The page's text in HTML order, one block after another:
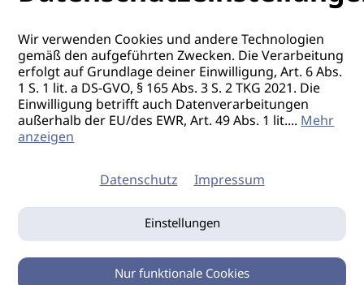
Wir verwenden Cookies und andere Technologien
gemäß den aufgeführten Zwecken. Die Verarbeitung
erfolgt auf Grundlage deiner Einwilligung, Art. 6 Abs.
1 S. 1 lit. a DS-GVO, § 165 Abs. 3 S. 2 TKG 2021. Die
Einwilligung betrifft auch Datenverarbeitungen
außerhalb der EU/des EWR, Art. 49 Abs. 1 lit....Mehr
anzeigen
Datenschutz Impressum
Einstellungen
Nur funktionale Cookies